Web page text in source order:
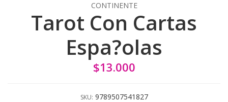
CONTINENTE
Tarot Con Cartas
Espa?olas
$13.000
SKU: 9789507541827